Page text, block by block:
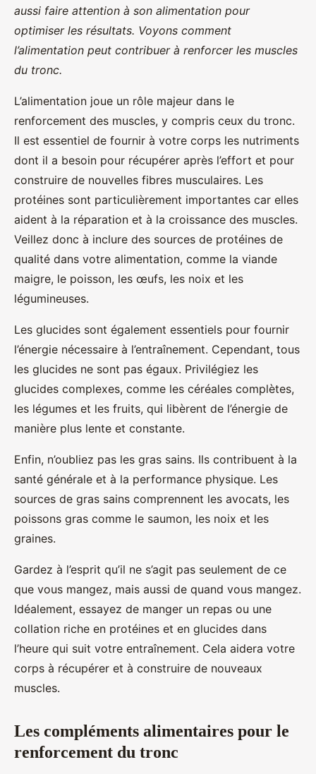
aussi faire attention à son alimentation pour
optimiser les résultats. Voyons comment
l’alimentation peut contribuer à renforcer les muscles
du tronc.
L’alimentation joue un rôle majeur dans le
renforcement des muscles, y compris ceux du tronc.
Il est essentiel de fournir à votre corps les nutriments
dont il a besoin pour récupérer après l’effort et pour
construire de nouvelles fibres musculaires. Les
protéines sont particulièrement importantes car elles
aident à la réparation et à la croissance des muscles.
Veillez donc à inclure des sources de protéines de
qualité dans votre alimentation, comme la viande
maigre, le poisson, les œufs, les noix et les
légumineuses.
Les glucides sont également essentiels pour fournir
l’énergie nécessaire à l’entraînement. Cependant, tous
les glucides ne sont pas égaux. Privilégiez les
glucides complexes, comme les céréales complètes,
les légumes et les fruits, qui libèrent de l’énergie de
manière plus lente et constante.
Enfin, n’oubliez pas les gras sains. Ils contribuent à la
santé générale et à la performance physique. Les
sources de gras sains comprennent les avocats, les
poissons gras comme le saumon, les noix et les
graines.
Gardez à l’esprit qu’il ne s’agit pas seulement de ce
que vous mangez, mais aussi de quand vous mangez.
Idéalement, essayez de manger un repas ou une
collation riche en protéines et en glucides dans
l’heure qui suit votre entraînement. Cela aidera votre
corps à récupérer et à construire de nouveaux
muscles.
Les compléments alimentaires pour le
renforcement du tronc